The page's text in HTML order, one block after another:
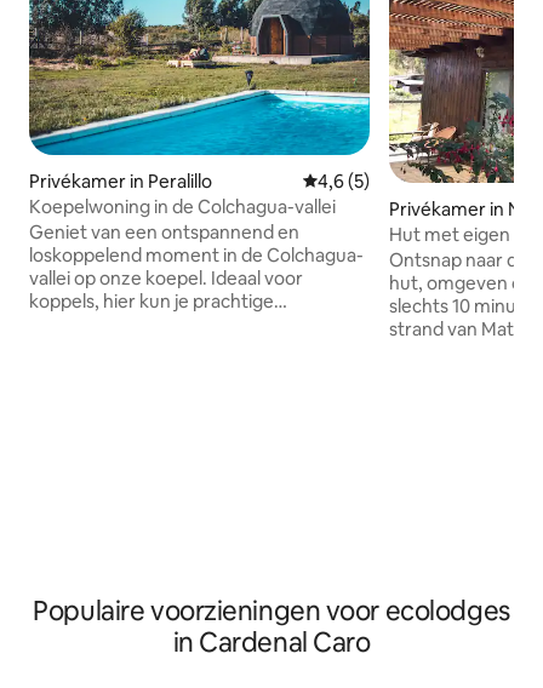
Privékamer in Peralillo Gemiddelde beoordeling
4,6 (5)
Koepelwoning in de Colchagua-vallei
Geniet van een ontspannend en
loskoppelend moment in de Colchagua-
vallei op onze koepel. Ideaal voor
koppels, hier kun je prachtige
Privékamer in
Hut met eigen
van Matanzas
Ontsnap naar
hut, omgeven
slechts 10
strand van
Populaire voorzieningen voor ecolodges
in Cardenal Caro